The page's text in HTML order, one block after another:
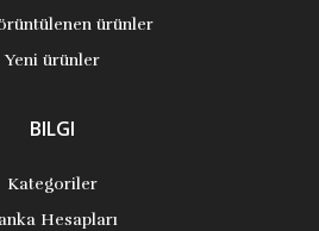
ürünler
Yeni ürünler
BILGI
Kategoriler
Hesapları